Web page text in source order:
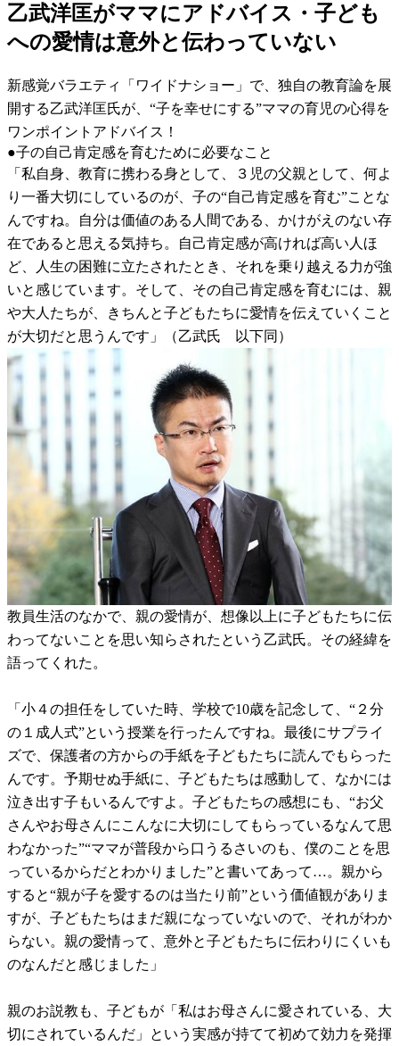
乙武洋匡がママにアドバイス・子ども
への愛情は意外と伝わっていない
新感覚バラエティ「ワイドナショー」で、独自の教育論を展
開する乙武洋匡氏が、“子を幸せにする”ママの育児の心得を
ワンポイントアドバイス！
●子の自己肯定感を育むために必要なこと
「私自身、教育に携わる身として、３児の父親として、何よ
り一番大切にしているのが、子の“自己肯定感を育む”ことな
んですね。自分は価値のある人間である、かけがえのない存
在であると思える気持ち。自己肯定感が高ければ高い人ほ
ど、人生の困難に立たされたとき、それを乗り越える力が強
いと感じています。そして、その自己肯定感を育むには、親
や大人たちが、きちんと子どもたちに愛情を伝えていくこと
が大切だと思うんです」（乙武氏 以下同）
教員生活のなかで、親の愛情が、想像以上に子どもたちに伝
わってないことを思い知らされたという乙武氏。その経緯を
語ってくれた。
「小４の担任をしていた時、学校で10歳を記念して、“２分
の１成人式”という授業を行ったんですね。最後にサプライ
ズで、保護者の方からの手紙を子どもたちに読んでもらった
んです。予期せぬ手紙に、子どもたちは感動して、なかには
泣き出す子もいるんですよ。子どもたちの感想にも、“お父
さんやお母さんにこんなに大切にしてもらっているなんて思
わなかった”“ママが普段から口うるさいのも、僕のことを思
っているからだとわかりました”と書いてあって…。親から
すると“親が子を愛するのは当たり前”という価値観がありま
すが、子どもたちはまだ親になっていないので、それがわか
らない。親の愛情って、意外と子どもたちに伝わりにくいも
のなんだと感じました」
親のお説教も、子どもが「私はお母さんに愛されている、大
切にされているんだ」という実感が持てて初めて効力を発揮